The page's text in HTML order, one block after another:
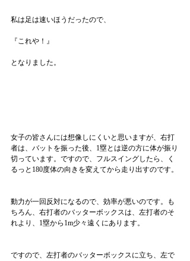
私は足は速いほうだったので、
『これや！』
となりました。
女子の皆さんには想像しにくいと思いますが、右打
者は、バットを振った後、1塁とは逆の方に体が振り
切っています。ですので、フルスイングしたら、く
るっと180度体の向きを変えてから走り出すのです。
動力が一回反対になるので、効率が悪いのです。も
ちろん、右打者のバッターボックスは、左打者のそ
れより、1塁から1m少々遠くにあります。
ですので、左打者のバッターボックスに立ち、左で